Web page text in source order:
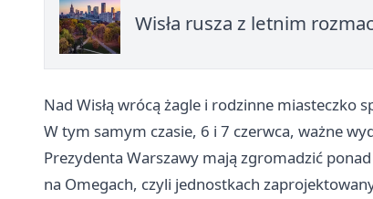
Wisła rusza z letnim
Nad Wisłą wrócą żagle i rodzinne miasteczko
W tym samym czasie, 6 i 7 czerwca, ważne
Prezydenta Warszawy mają zgromadzić
na Omegach, czyli jednostkach